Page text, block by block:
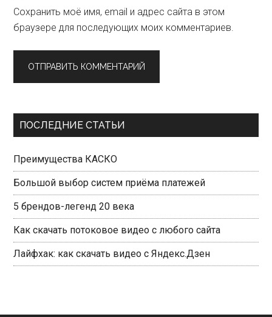
Сохранить моё имя, email и адрес сайта в этом
браузере для последующих моих комментариев.
Primary
ПОСЛЕДНИЕ СТАТЬИ
Преимущества КАСКО
Большой выбор систем приёма платежей
5 брендов-легенд 20 века
Как скачать потоковое видео с любого сайта
Лайфхак: как скачать видео с Яндекс.Дзен